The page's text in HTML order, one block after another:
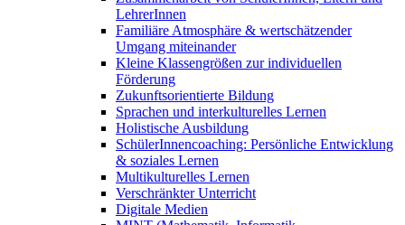
LehrerInnen
Familiäre Atmosphäre & wertschätzender
Umgang miteinander
Kleine Klassengrößen zur individuellen
Förderung
Zukunftsorientierte Bildung
Sprachen und interkulturelles Lernen
Holistische Ausbildung
SchülerInnencoaching: Persönliche Entwicklung
& soziales Lernen
Multikulturelles Lernen
Verschränkter Unterricht
Digitale Medien